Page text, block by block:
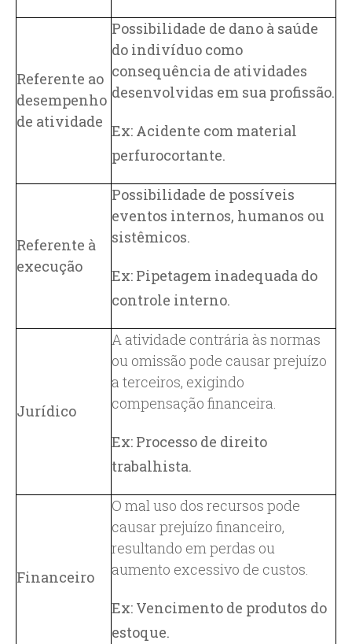
Referente ao
desempenho
de atividade
Possibilidade de dano à saúde
do indivíduo como
consequência de atividades
desenvolvidas em sua profissão.
Ex: Acidente com material
perfurocortante.
Referente à
execução
Possibilidade de possíveis
eventos internos, humanos ou
sistêmicos.
Ex: Pipetagem inadequada do
controle interno.
Jurídico
A atividade contrária às normas
ou omissão pode causar prejuízo
a terceiros, exigindo
compensação financeira.
Ex: Processo de direito
trabalhista.
Financeiro
O mal uso dos recursos pode
causar prejuízo financeiro,
resultando em perdas ou
aumento excessivo de custos.
Ex: Vencimento de produtos do
estoque.